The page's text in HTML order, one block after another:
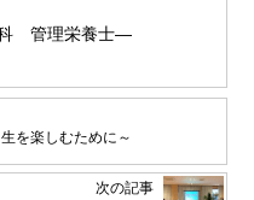
管理栄養士―
を楽しむために～
次の記事